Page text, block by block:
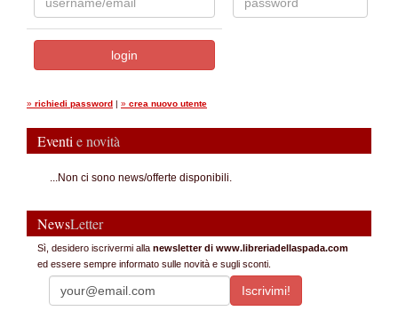
» richiedi password | » crea nuovo utente
Eventi e novità
...Non ci sono news/offerte disponibili.
NewsLetter
Sì, desidero iscrivermi alla newsletter di www.libreriadellaspada.com
ed essere sempre informato sulle novità e sugli sconti.